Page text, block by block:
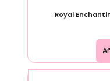
Royal